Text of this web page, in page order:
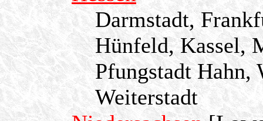
Darmstadt,
Hünfeld, Kassel,
Pfungstadt Hahn,
Weiterstadt